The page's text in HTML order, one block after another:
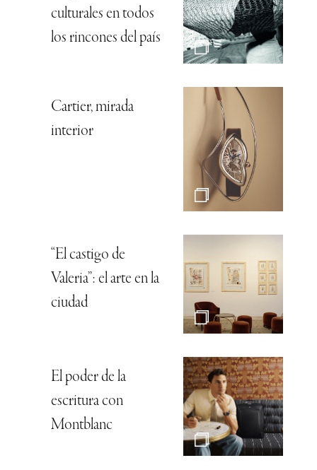
culturales en todos
los rincones del país
Cartier, mirada
interior
“El castigo de
Valeria”: el arte en la
ciudad
El poder de la
escritura con
Montblanc